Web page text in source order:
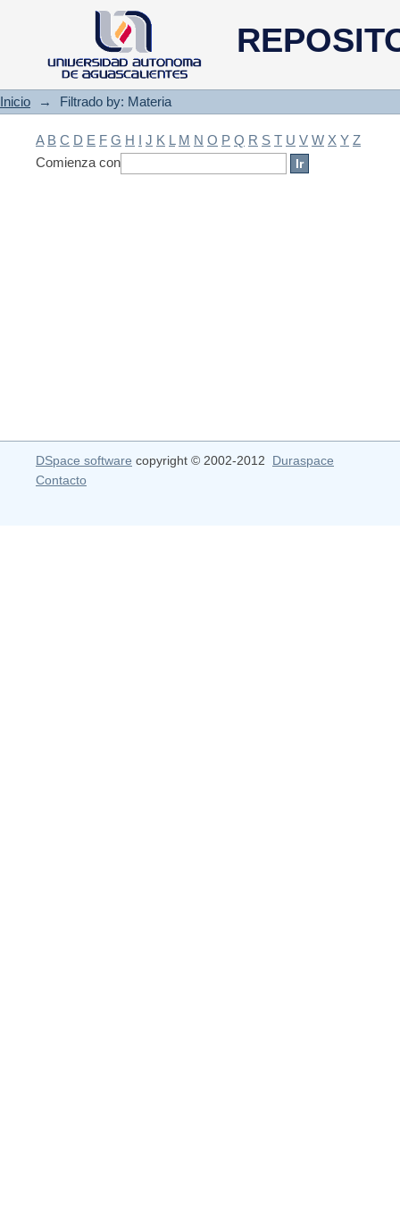
Filtrado by: Materia
Inicio → Filtrado by: Materia
A B C D E F G H I J K L M N O P Q R S T U V W X Y Z
Comienza con
DSpace software copyright © 2002-2012 Duraspace
Contacto